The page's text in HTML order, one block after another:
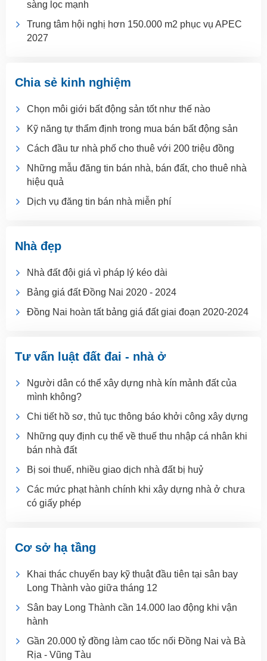
sàng lọc mạnh
Trung tâm hội nghị hơn 150.000 m2 phục vụ APEC
2027
Chia sẻ kinh nghiệm
Chọn môi giới bất động sản tốt như thế nào
Kỹ năng tự thẩm định trong mua bán bất động sản
Cách đầu tư nhà phố cho thuê với 200 triệu đồng
Những mẫu đăng tin bán nhà, bán đất, cho thuê nhà
hiệu quả
Dịch vụ đăng tin bán nhà miễn phí
Nhà đẹp
Nhà đất đội giá vì pháp lý kéo dài
Bảng giá đất Đồng Nai 2020 - 2024
Đồng Nai hoàn tất bảng giá đất giai đoạn 2020-2024
Tư vấn luật đất đai - nhà ở
Người dân có thể xây dựng nhà kín mảnh đất của
mình không?
Chi tiết hồ sơ, thủ tục thông báo khởi công xây dựng
Những quy định cụ thể về thuế thu nhập cá nhân khi
bán nhà đất
Bị soi thuế, nhiều giao dịch nhà đất bị huỷ
Các mức phạt hành chính khi xây dựng nhà ở chưa
có giấy phép
Cơ sở hạ tầng
Khai thác chuyến bay kỹ thuật đầu tiên tại sân bay
Long Thành vào giữa tháng 12
Sân bay Long Thành cần 14.000 lao động khi vận
hành
Gần 20.000 tỷ đồng làm cao tốc nối Đồng Nai và Bà
Rịa - Vũng Tàu